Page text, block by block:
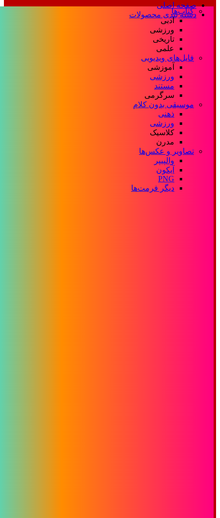
صفحه اصلی
دسته بندی محصولات
کتاب‌ها
ادبی
ورزشی
تاریخی
علمی
فایل‌های ویدیویی
آموزشی
ورزشی
مستند
سرگرمی
موسیقی بدون کلام
ذهنی
ورزشی
کلاسیک
مدرن
تصاویر و عکس‌ها
والپیپر
آیکون
PNG
دیگر فرمت‌ها